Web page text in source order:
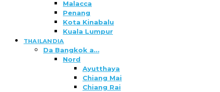
Malacca
Penang
Kota Kinabalu
Kuala Lumpur
THAILANDIA
Da Bangkok a…
Nord
Ayutthaya
Chiang Mai
Chiang Rai